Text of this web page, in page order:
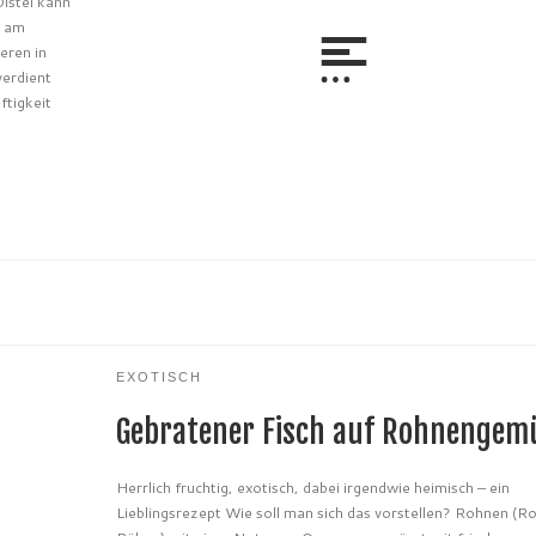
in
EXOTISCH
Gebratener Fisch auf
Herrlich fruchtig, exotisch, dabei irgendwie heimisch – ein
Lieblingsrezept Wie soll man sich das vorstellen? Rohnen